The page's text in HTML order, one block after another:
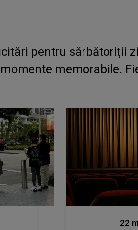
pentru sărbătoriții
memorabile.
22